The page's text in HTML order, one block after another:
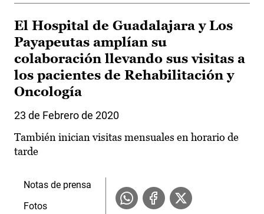
El Hospital de Guadalajara y Los
Payapeutas amplían su
colaboración llevando sus visitas a
los pacientes de Rehabilitación y
Oncología
23 de Febrero de 2020
También inician visitas mensuales en horario de
tarde
Notas de prensa
Fotos